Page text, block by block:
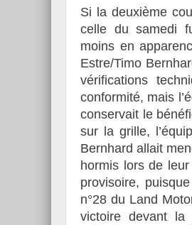
Si la deuxième
celle du samedi
moins en
Estre/Timo
vérifications
conformité, mais
conservait le
sur la grille,
Bernhard allait
hormis lors de
provisoire,
n°28 du Land
victoire devant la